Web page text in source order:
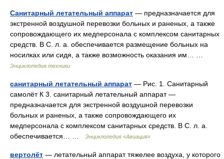
Санитарный летательный аппарат — предназначается для
экстренной воздушной перевозки больных и раненых, а также
сопровождающего их медперсонала с комплексом санитарных
средств. В С. л. а. обеспечивается размещение больных на
носилках или сидя, а также возможность оказания им… …
Энциклопедия техники
санитарный летательный аппарат — Рис. 1. Санитарный
самолёт К 3. санитарный летательный аппарат —
предназначается для экстренной воздушной перевозки
больных и раненых, а также сопровождающего их
медперсонала с комплексом санитарных средств. В С. л. а.
обеспечивается… …
Энциклопедия «Авиация»
вертолёт — летательный аппарат тяжелее воздуха, у которого